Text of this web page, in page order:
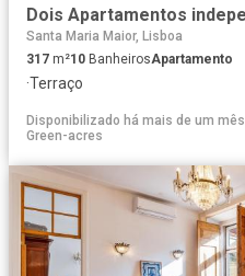
Santa Maria Maior, Lisboa
317 m²10 BanheirosApartamento
·Terraço
Disponibilizado há mais de um mês
Green-acres